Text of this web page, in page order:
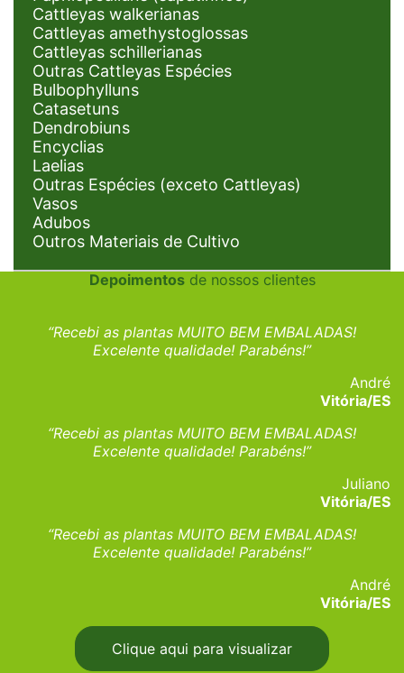
Cattleyas walkerianas
Cattleyas amethystoglossas
Cattleyas schillerianas
Outras Cattleyas Espécies
Bulbophylluns
Catasetuns
Dendrobiuns
Encyclias
Laelias
Outras Espécies (exceto Cattleyas)
Vasos
Adubos
Outros Materiais de Cultivo
Depoimentosde nossos clientes
“Recebi as plantas MUITO BEM EMBALADAS!
Excelente qualidade! Parabéns!”
André
Vitória/ES
“Recebi as plantas MUITO BEM EMBALADAS!
Excelente qualidade! Parabéns!”
Juliano
Vitória/ES
“Recebi as plantas MUITO BEM EMBALADAS!
Excelente qualidade! Parabéns!”
André
Vitória/ES
Clique aqui para visualizar